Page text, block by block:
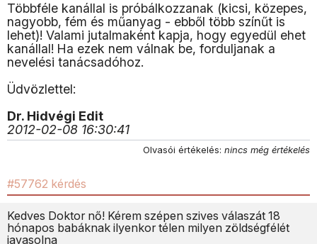
Többféle kanállal is próbálkozzanak (kicsi, közepes,
nagyobb, fém és műanyag - ebből több színűt is
lehet)! Valami jutalmaként kapja, hogy egyedül ehet
kanállal! Ha ezek nem válnak be, forduljanak a
nevelési tanácsadóhoz.
Üdvözlettel:
Dr. Hidvégi Edit
2012-02-08 16:30:41
Olvasói értékelés: nincs még értékelés
#57762 kérdés
Kedves Doktor nő! Kérem szépen szives válaszát 18
hónapos babáknak ilyenkor télen milyen zöldségfélét
javasolna